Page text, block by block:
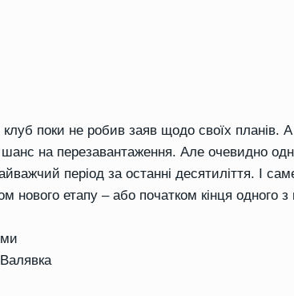
поки не робив заяв щодо своїх планів.
на перезавантаження. Але очевидно
період за останні десятиліття. І
нового етапу – або початком кінця одного